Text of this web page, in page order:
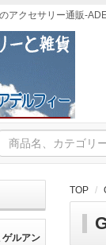
アクセサリー通販-
TOP
ゲルアン